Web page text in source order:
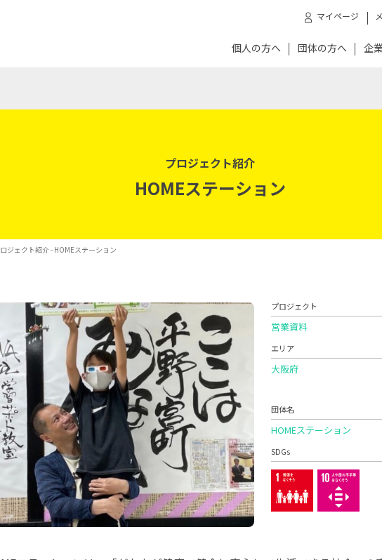
マイページ
個人の方へ 団体の方へ 企
プロジェクト紹介
HOMEステーション
ジェクト紹介 - HOMEステーション
プロジェクト
営業資料
エリア
大阪府
団体名
HOMEステーション
SDGs